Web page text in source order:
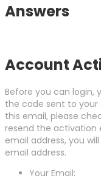
Answers
Account
Before you can
the code sent to your
this email, please
resend the activation
email address, you
email address.
Your Email: